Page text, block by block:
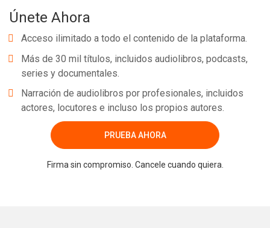
Únete Ahora
Acceso ilimitado a todo el contenido de la plataforma.
Más de 30 mil títulos, incluidos audiolibros, podcasts,
series y documentales.
Narración de audiolibros por profesionales, incluidos
actores, locutores e incluso los propios autores.
PRUEBA AHORA
Firma sin compromiso. Cancele cuando quiera.